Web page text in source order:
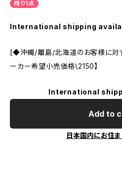
残り1点
International shipping
[◆沖縄/離島/北海道のお客様に対
ーカー希望小売価格\2150】
International
Add to
日本国内にお住